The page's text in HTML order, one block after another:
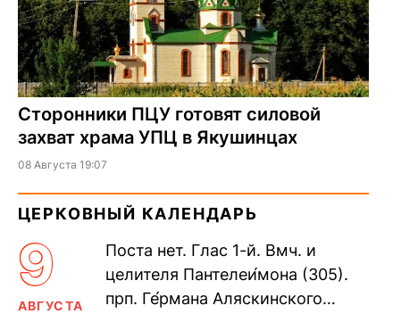
Сторонники ПЦУ готовят силовой
захват храма УПЦ в Якушинцах
08 Августа 19:07
ЦЕРКОВНЫЙ КАЛЕНДАРЬ
9
АВГУСТА
Поста нет. Глас 1-й. Вмч. и
целителя Пантелеи́мона (305).
прп. Ге́рмана Аляскинского